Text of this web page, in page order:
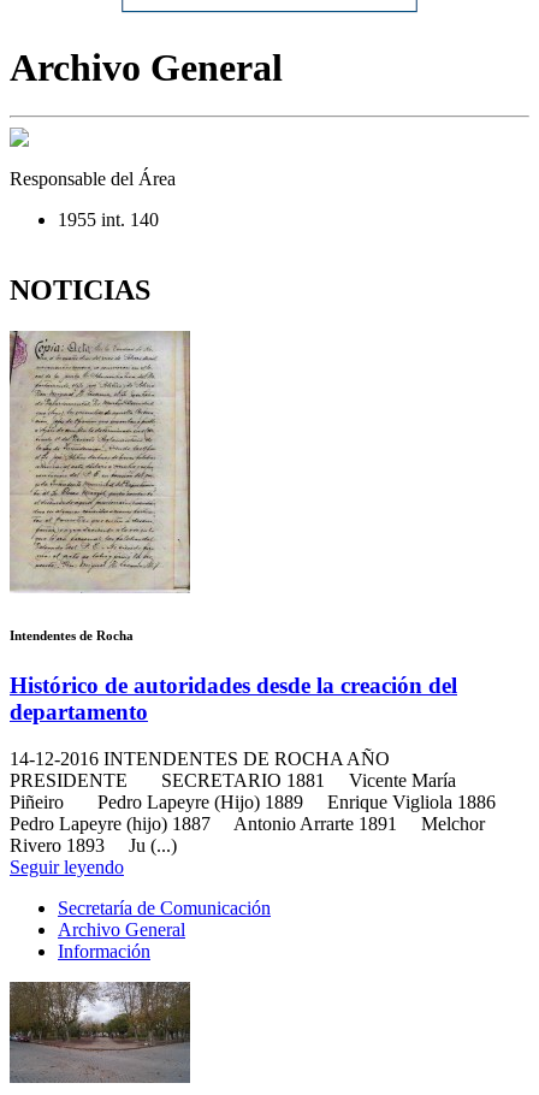
Archivo General
Responsable del Área
1955 int. 140
NOTICIAS
Intendentes de Rocha
Histórico de autoridades desde la creación del
departamento
14-12-2016 INTENDENTES DE ROCHA AÑO
PRESIDENTE SECRETARIO 1881 Vicente María
Piñeiro Pedro Lapeyre (Hijo) 1889 Enrique Vigliola 1886
Pedro Lapeyre (hijo) 1887 Antonio Arrarte 1891 Melchor
Rivero 1893 Ju (...)
Seguir leyendo
Secretaría de Comunicación
Archivo General
Información